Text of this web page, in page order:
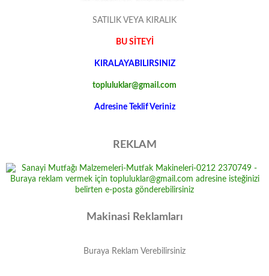
SATILIK VEYA KIRALIK
BU SİTEYİ
KIRALAYABILIRSINIZ
topluluklar@gmail.com
Adresine Teklif Veriniz
REKLAM
Makinasi Reklamları
Buraya Reklam Verebilirsiniz